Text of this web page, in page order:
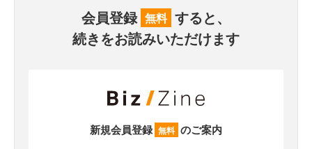
会員登録 無料 すると、
続きをお読みいただけます
新規会員登録 無料 のご案内